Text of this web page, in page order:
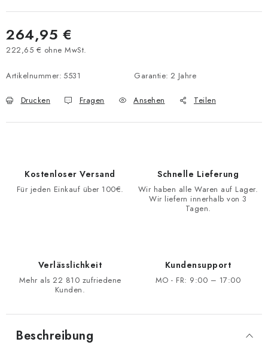
264,95 €
222,65 € ohne MwSt.
Artikelnummer: 5531 Garantie: 2 Jahre
Drucken Fragen Ansehen Teilen
Kostenloser Versand
Für jeden Einkauf über 100€.
Schnelle Lieferung
Wir haben alle Waren auf Lager.
Wir liefern innerhalb von 3
Tagen.
Verlässlichkeit
Mehr als 22 810 zufriedene
Kunden.
Kundensupport
MO - FR: 9:00 – 17:00
Beschreibung